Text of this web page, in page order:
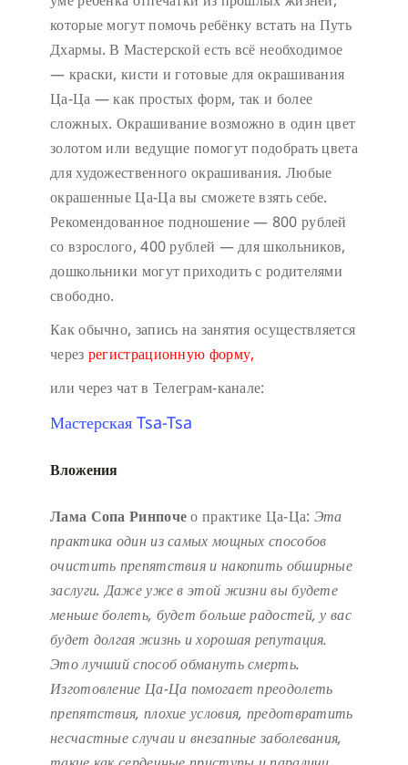
которые могут помочь ребёнку встать на Путь
Дхармы. В Мастерской есть всё необходимое
— краски, кисти и готовые для окрашивания
Ца-Ца — как простых форм, так и более
сложных. Окрашивание возможно в один цвет
золотом или ведущие помогут подобрать цвета
для художественного окрашивания. Любые
окрашенные Ца-Ца вы сможете взять себе.
Рекомендованное подношение — 800 рублей
со взрослого, 400 рублей — для школьников,
дошкольники могут приходить с родителями
свободно.
Как обычно, запись на занятия осуществляется
через регистрационную форму,
или через чат в Телеграм-канале:
Мастерская Tsa-Tsa
Вложения
Лама Сопа Ринпочео практике Ца-Ца: Эта
практика один из самых мощных способов
очистить препятствия и накопить обширные
заслуги. Даже уже в этой жизни вы будете
меньше болеть, будет больше радостей, у вас
будет долгая жизнь и хорошая репутация.
Это лучший способ обмануть смерть.
Изготовление Ца-Ца помогает преодолеть
препятствия, плохие условия, предотвратить
несчастные случаи и внезапные заболевания,